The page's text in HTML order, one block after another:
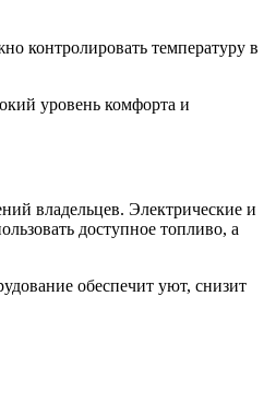
контролировать температуру в
уровень комфорта и
владельцев. Электрические и
доступное топливо, а
обеспечит уют, снизит